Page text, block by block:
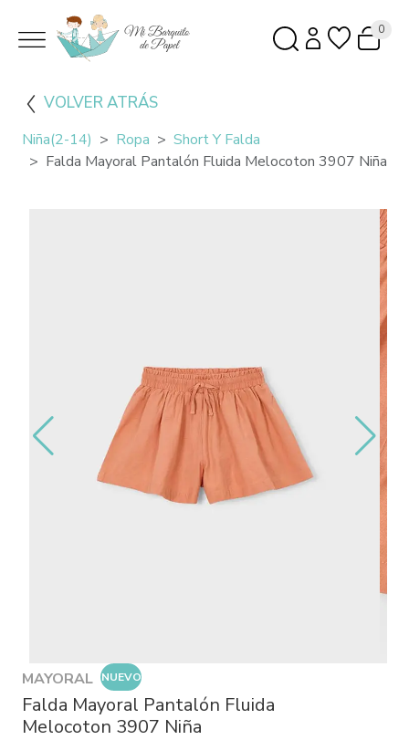
0
VOLVER ATRÁS
Niña(2-14) Ropa
Short Y Falda
Falda Mayoral Pantalón Fluida Melocoton 3907 Niña
MAYORAL NUEVO
Falda Mayoral Pantalón Fluida
Melocoton 3907 Niña